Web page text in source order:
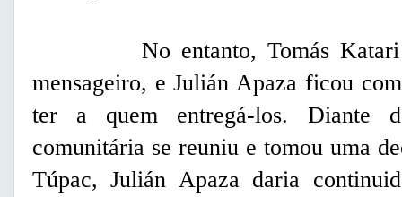
No entanto, Tomás Katari
mensageiro, e Julián Apaza ficou
ter a quem entregá-los. Diante
comunitária se reuniu e tomou uma
Túpac, Julián Apaza daria